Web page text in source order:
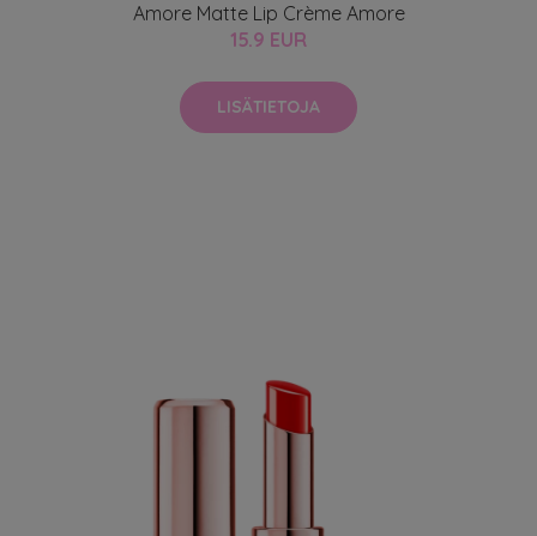
Amore Matte Lip Crème Amore
15.9 EUR
LISÄTIETOJA